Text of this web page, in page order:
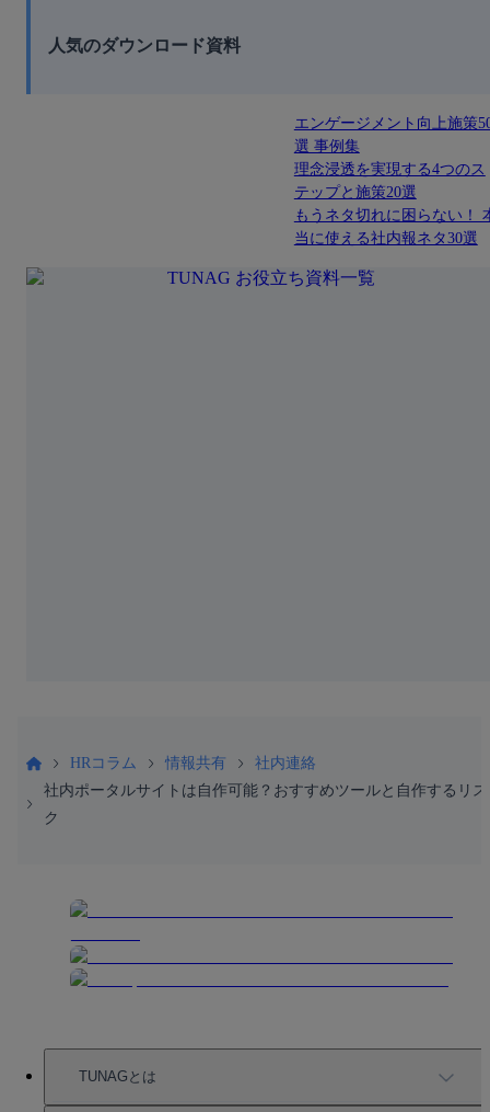
人気のダウンロード資料
エンゲージメント向上施策
選 事例集
理念浸透を実現する4つのス
テップと施策20選
もうネタ切れに困らない！
当に使える社内報ネタ30選
HRコラム 情報共有
社内連絡
社内ポータルサイトは自作可能？おすすめツールと自作するリス
ク
TUNAGとは